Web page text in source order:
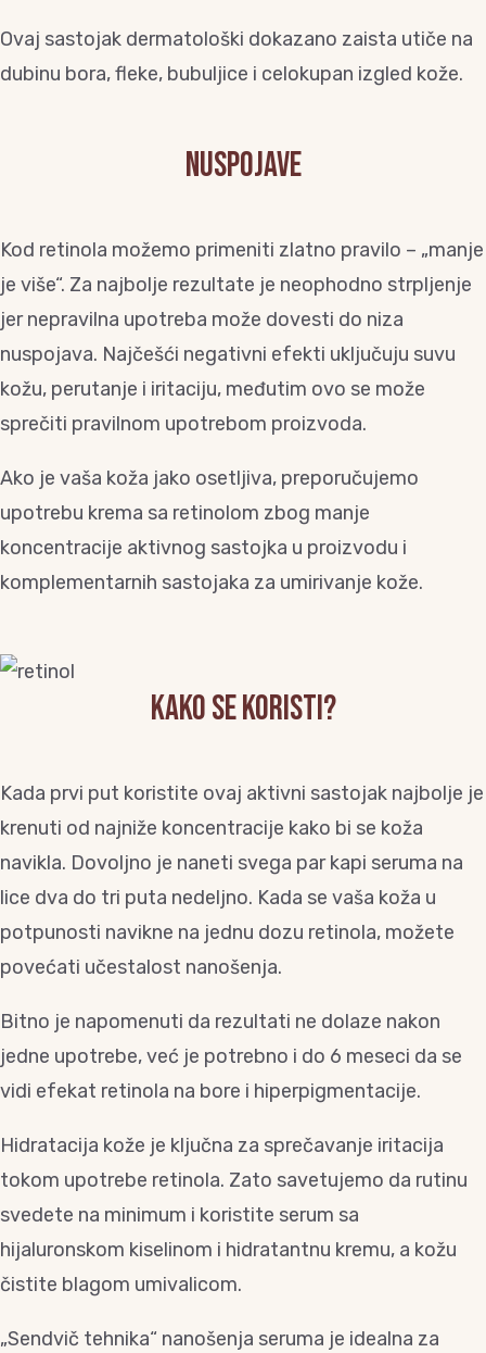
Ovaj sastojak dermatološki dokazano zaista utiče na
dubinu bora, fleke, bubuljice i celokupan izgled kože.
NUSPOJAVE
Kod retinola možemo primeniti zlatno pravilo – „manje
je više“. Za najbolje rezultate je neophodno strpljenje
jer nepravilna upotreba može dovesti do niza
nuspojava. Najčešći negativni efekti uključuju suvu
kožu, perutanje i iritaciju, međutim ovo se može
sprečiti pravilnom upotrebom proizvoda.
Ako je vaša koža jako osetljiva, preporučujemo
upotrebu krema sa retinolom zbog manje
koncentracije aktivnog sastojka u proizvodu i
komplementarnih sastojaka za umirivanje kože.
KAKO SE KORISTI?
Kada prvi put koristite ovaj aktivni sastojak najbolje je
krenuti od najniže koncentracije kako bi se koža
navikla. Dovoljno je naneti svega par kapi seruma na
lice dva do tri puta nedeljno. Kada se vaša koža u
potpunosti navikne na jednu dozu retinola, možete
povećati učestalost nanošenja.
Bitno je napomenuti da rezultati ne dolaze nakon
jedne upotrebe, već je potrebno i do 6 meseci da se
vidi efekat retinola na bore i hiperpigmentacije.
Hidratacija kože je ključna za sprečavanje iritacija
tokom upotrebe retinola. Zato savetujemo da rutinu
svedete na minimum i koristite serum sa
hijaluronskom kiselinom i hidratantnu kremu, a kožu
čistite blagom umivalicom.
„Sendvič tehnika“ nanošenja seruma je idealna za